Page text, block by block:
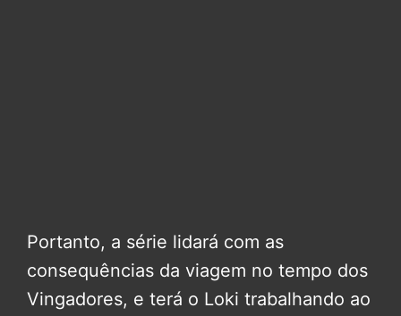
Portanto, a série lidará com as
consequências da viagem no tempo dos
Vingadores, e terá o Loki trabalhando ao